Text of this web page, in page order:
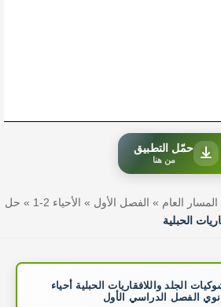
حمّل التطبيق
من هنا
المسار العام » الفصل الأول » الأحياء 2-1 » حل
الحبلية
الجلد واللافقاريات الحبلية أحياء
الفصل الدراسي الأول